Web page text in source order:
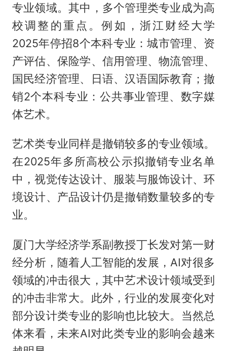
专业领域。其中，多个管理类专业成为高
校调整的重点。例如，浙江财经大学
2025年停招8个本科专业：城市管理、资
产评估、保险学、信用管理、物流管理、
国民经济管理、日语、汉语国际教育；撤
销2个本科专业：公共事业管理、数字媒
体艺术。
艺术类专业同样是撤销较多的专业领域。
在2025年多所高校公示拟撤销专业名单
中，视觉传达设计、服装与服饰设计、环
境设计、产品设计仍是撤销数量较多的专
业。
厦门大学经济学系副教授丁长发对第一财
经分析，随着人工智能的发展，AI对很多
领域的冲击很大，其中艺术设计领域受到
的冲击非常大。此外，行业的发展变化对
部分设计类专业的影响也比较大。当然总
体来看，未来AI对此类专业的影响会越来